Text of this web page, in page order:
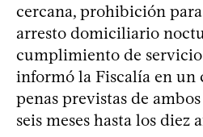
cercana, prohibición
arresto domiciliario
cumplimiento de
informó la Fiscalía en un
penas previstas de
seis meses hasta los diez